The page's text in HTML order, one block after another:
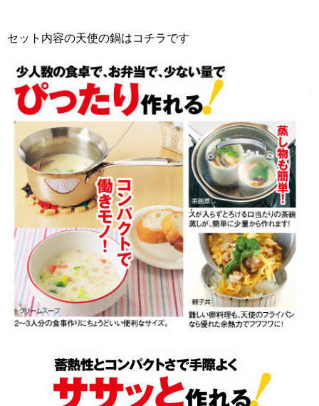
セット内容の天使の鍋はコチラです